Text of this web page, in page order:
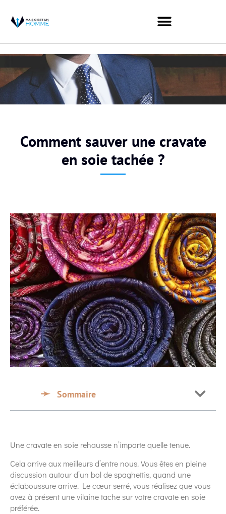
Comment sauver une cravate
en soie tachée ?
Sommaire
Une cravate en soie rehausse n’importe quelle tenue.
Cela arrive aux meilleurs d’entre nous. Vous êtes en pleine
discussion autour d’un bol de spaghettis, quand une
éclaboussure arrive. Le cœur serré, vous réalisez que vous
avez à présent une vilaine tache sur votre cravate en soie
préférée.